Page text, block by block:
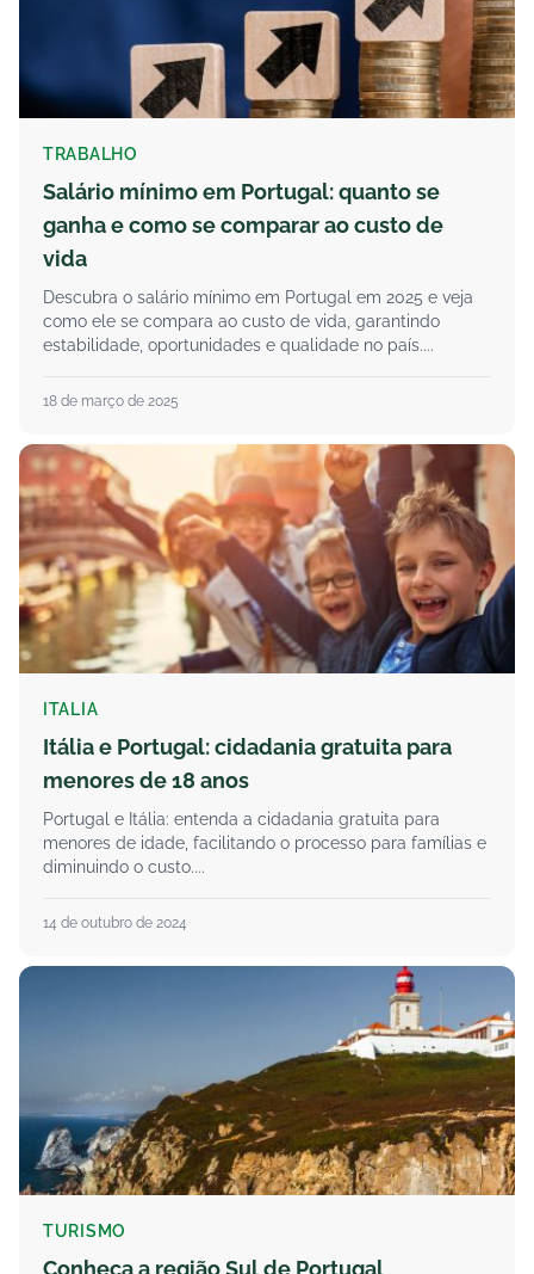
TRABALHO
Salário mínimo em Portugal: quanto se
ganha e como se comparar ao custo de
vida
Descubra o salário mínimo em Portugal em 2025 e veja
como ele se compara ao custo de vida, garantindo
estabilidade, oportunidades e qualidade no país....
18 de março de 2025
ITALIA
Itália e Portugal: cidadania gratuita para
menores de 18 anos
Portugal e Itália: entenda a cidadania gratuita para
menores de idade, facilitando o processo para famílias e
diminuindo o custo....
14 de outubro de 2024
TURISMO
Conheça a região Sul de Portugal